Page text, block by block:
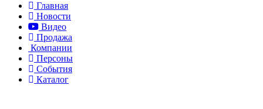
Главная
Новости
Видео
Продажа
Компании
Персоны
События
Каталог